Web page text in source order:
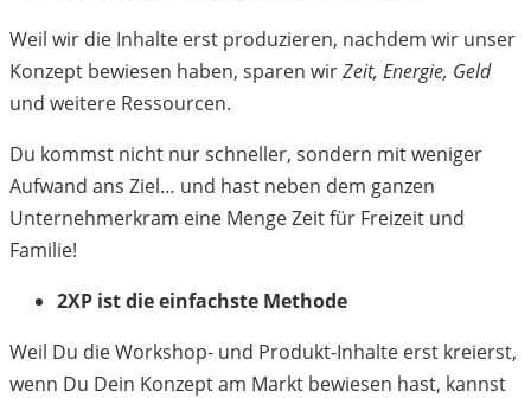
Weil wir die Inhalte erst produzieren, nachdem wir unser
Konzept bewiesen haben, sparen wirZeit, Energie, Geld
und weitere Ressourcen.
Du kommst nicht nur schneller, sondern mit weniger
Aufwand ans Ziel… und hast neben dem ganzen
Unternehmerkram eine Menge Zeit für Freizeit und
Familie!
2XP ist die einfachste Methode
Weil Du die Workshop- und Produkt-Inhalte erst kreierst,
wenn Du Dein Konzept am Markt bewiesen hast, kannst